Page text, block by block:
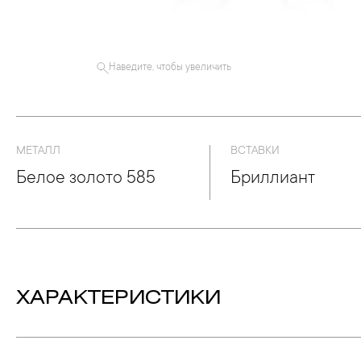
Наведите, чтобы увеличить
МЕТАЛЛ
Белое золото 585
ВСТАВКИ
Бриллиант
ХАРАКТЕРИСТИКИ